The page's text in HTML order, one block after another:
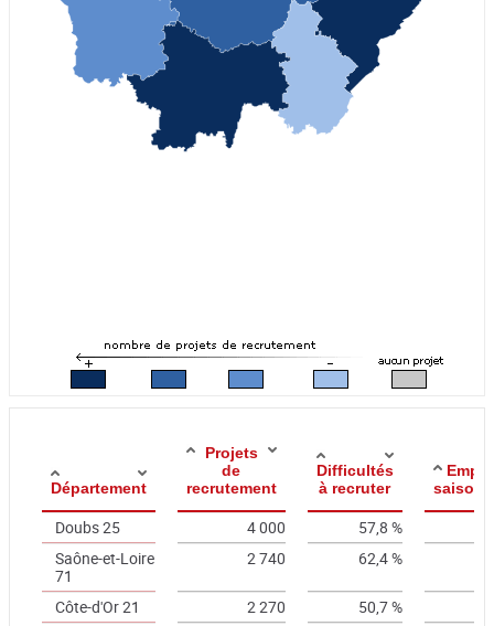
Département
Projets
de
recrutement
Difficultés
à recruter
Doubs 25 4 000 57,8 %
Saône-et-Loire
71
2 740 62,4 %
Côte-d'Or 21 2 270
50,7 %